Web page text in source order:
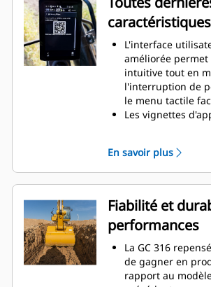
caractéristiques
L'interface
améliorée
intuitive tout en
l'interruption de
le menu tactile
Les vignettes
seul écran.
Lors de la
menu, la position
est mémorisée.
Lorsque le menu
le levier est
s'affiche.
Utilisez le code
pour découvrir la
fonctions
En savoir plus
Fiabilité et
performances
La GC 316
de gagner en
rapport au